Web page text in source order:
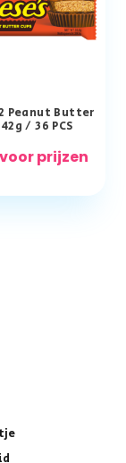
Peanut Butter
/ 36 PCS
prijzen